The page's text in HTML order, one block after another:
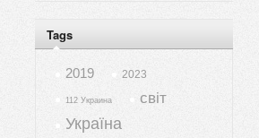
Tags
2019 2023
112 Украина світ
Україна